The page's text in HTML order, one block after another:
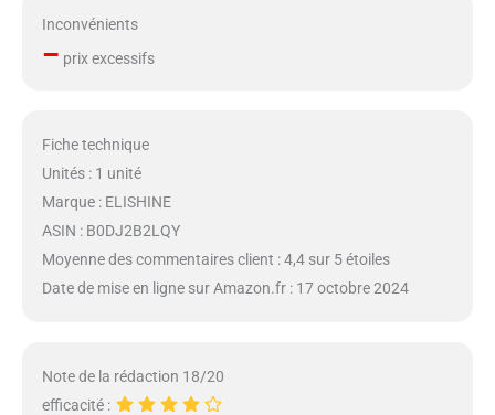
Inconvénients
– prix excessifs
Fiche technique
Unités : 1 unité
Marque : ELISHINE
ASIN : B0DJ2B2LQY
Moyenne des commentaires client : 4,4 sur 5 étoiles
Date de mise en ligne sur Amazon.fr : 17 octobre 2024
Note de la rédaction 18/20
efficacité :